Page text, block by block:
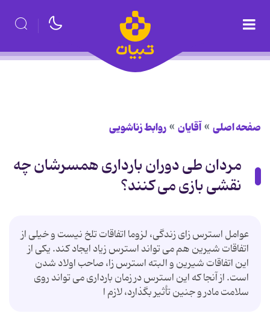
صفحه اصلی آقایان روابط زناشویی
مردان طی دوران بارداری همسرشان چه
نقشی بازی می کنند؟
عوامل استرس زای زندگی، لزوما اتفاقات تلخ نیست و خیلی از
اتفاقات شیرین هم می تواند استرس زیاد ایجاد کند. یکی از
این اتفاقات شیرین و البته استرس زا، صاحب اولاد شدن
است. از آنجا که این استرس در زمان بارداری می تواند روی
سلامت مادر و جنین تأثیر بگذارد، لازم ا